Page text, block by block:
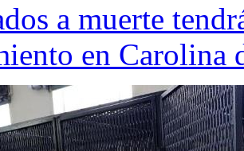
a muerte
en Carolina